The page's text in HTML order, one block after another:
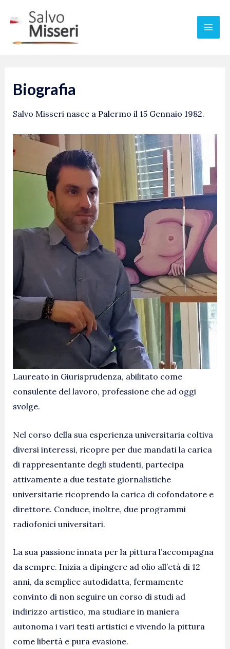
contenuto
Biografia
Salvo Misseri nasce a Palermo il 15 Gennaio 1982.
Laureato in Giurisprudenza, abilitato come
consulente del lavoro, professione che ad oggi
svolge.
Nel corso della sua esperienza universitaria coltiva
diversi interessi, ricopre per due mandati la carica
di rappresentante degli studenti, partecipa
attivamente a due testate giornalistiche
universitarie ricoprendo la carica di cofondatore e
direttore. Conduce, inoltre, due programmi
radiofonici universitari.
La sua passione innata per la pittura l’accompagna
da sempre. Inizia a dipingere ad olio all’età di 12
anni, da semplice autodidatta, fermamente
convinto di non seguire un corso di studi ad
indirizzo artistico, ma studiare in maniera
autonoma i vari testi artistici e vivendo la pittura
come libertà e pura evasione.